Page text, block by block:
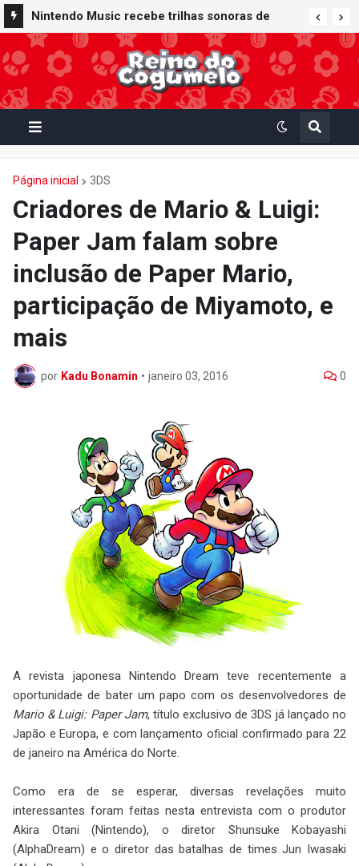
Nintendo Music recebe trilhas sonoras de
Virtual Boy Wario Land, Mario Clash e Mario's
Tennis em adição histórica ao catálogo
Página inicial 3DS
Criadores de Mario & Luigi:
Paper Jam falam sobre
inclusão de Paper Mario,
participação de Miyamoto, e
mais
por Kadu Bonamin • janeiro 03, 2016 0
A revista japonesa Nintendo Dream teve recentemente a
oportunidade de bater um papo com os desenvolvedores de
Mario & Luigi: Paper Jam, título exclusivo de 3DS já lançado no
Japão e Europa, e com lançamento oficial confirmado para 22
de janeiro na América do Norte.
Como era de se esperar, diversas revelações muito
interessantes foram feitas nesta entrevista com o produtor
Akira Otani (Nintendo), o diretor Shunsuke Kobayashi
(AlphaDream) e o diretor das batalhas de times Jun Iwasaki